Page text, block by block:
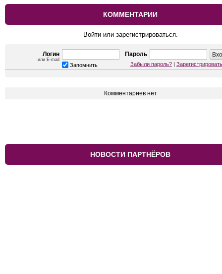
КОММЕНТАРИИ
Войти или зарегистрироваться.
Логин
или E-mail
Пароль
Запомнить Забыли пароль? |
Комментариев нет
НОВОСТИ ПАРТНЁРОВ